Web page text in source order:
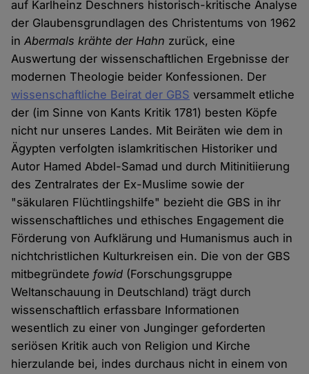
auf Karlheinz Deschners historisch-kritische Analyse
der Glaubensgrundlagen des Christentums von 1962
inAbermals krähte der Hahn zurück, eine
Auswertung der wissenschaftlichen Ergebnisse der
modernen Theologie beider Konfessionen. Der
wissenschaftliche Beirat der GBS versammelt etliche
der (im Sinne von Kants Kritik 1781) besten Köpfe
nicht nur unseres Landes. Mit Beiräten wie dem in
Ägypten verfolgten islamkritischen Historiker und
Autor Hamed Abdel-Samad und durch Mitinitiierung
des Zentralrates der Ex-Muslime sowie der
"säkularen Flüchtlingshilfe" bezieht die GBS in ihr
wissenschaftliches und ethisches Engagement die
Förderung von Aufklärung und Humanismus auch in
nichtchristlichen Kulturkreisen ein. Die von der GBS
mitbegründete fowid (Forschungsgruppe
Weltanschauung in Deutschland) trägt durch
wissenschaftlich erfassbare Informationen
wesentlich zu einer von Junginger geforderten
seriösen Kritik auch von Religion und Kirche
hierzulande bei, indes durchaus nicht in einem von